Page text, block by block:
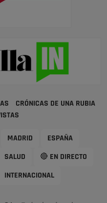
CRÓNICAS DE UNA RUBIA
MADRID ESPAÑA
SALUD 🔴 EN DIRECTO
INTERNACIONAL